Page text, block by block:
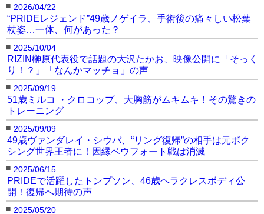
25年8月、ムキムキの大
胸筋＠crocop1009より
24年2月、ムキムキな腕
を公開！＠crocop1009
示されない場合はこちら
【動画】51歳ミルコ、強烈キック健在にファン驚
き！（表示されない場合はリロード）
■ 2026/04/22
“PRIDEレジェンド”49歳ノゲイラ、手術後の痛々しい松葉
杖姿…一体、何があった？
■ 2025/10/04
RIZIN榊原代表役で話題の大沢たかお、映像公開に「そっく
り！？」「なんかマッチョ」の声
■ 2025/09/19
51歳ミルコ ・クロコップ、大胸筋がムキムキ！その驚きの
トレーニング
■ 2025/09/09
49歳ヴァンダレイ・シウバ、“リング復帰”の相手は元ボク
シング世界王者に！因縁ベウフォート戦は消滅
■ 2025/06/15
PRIDEで活躍したトンプソン、46歳ヘラクレスボディ公
開！復帰へ期待の声
■ 2025/05/20